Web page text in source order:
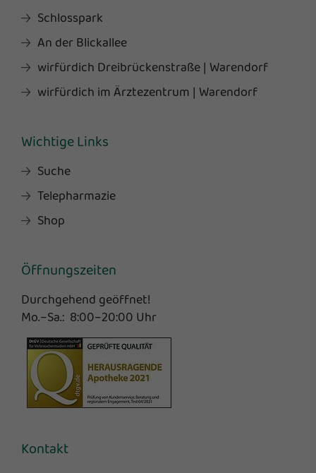
Schlosspark
An der Blickallee
wirfürdich Dreibrückenstraße | Warendorf
wirfürdich im Ärztezentrum | Warendorf
Wichtige Links
Suche
Telepharmazie
Shop
Öffnungszeiten
Durchgehend geöffnet!
Mo.–Sa.: 8:00–20:00 Uhr
Kontakt